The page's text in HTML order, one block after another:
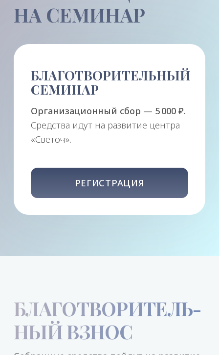
Ретритный центр доктора Синельникова
ОГРНИП 314910228100304
v-sinelnikov@mail.ru
8 800 775 51 20
+7 978 793 09 82
+7 978 793 09 82
Присоединяйтесь к нам в социальных сетях